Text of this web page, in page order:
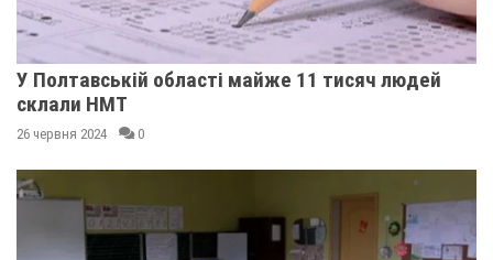
У Полтавській області майже 11 тисяч людей
склали НМТ
26 червня 2024 0